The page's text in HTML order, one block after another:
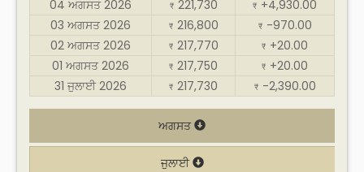
04 ਅਗਸਤ 2026
₹ 221,730 ₹ +4,930.00
03 ਅਗਸਤ 2026
₹ 216,800 ₹ -970.00
02 ਅਗਸਤ 2026
₹ 217,770 ₹ +20.00
01 ਅਗਸਤ 2026
₹ 217,750 ₹ +20.00
31 ਜੁਲਾਈ 2026
₹ 217,730 ₹ -2,390.00
ਅਗਸਤ
ਜੁਲਾਈ